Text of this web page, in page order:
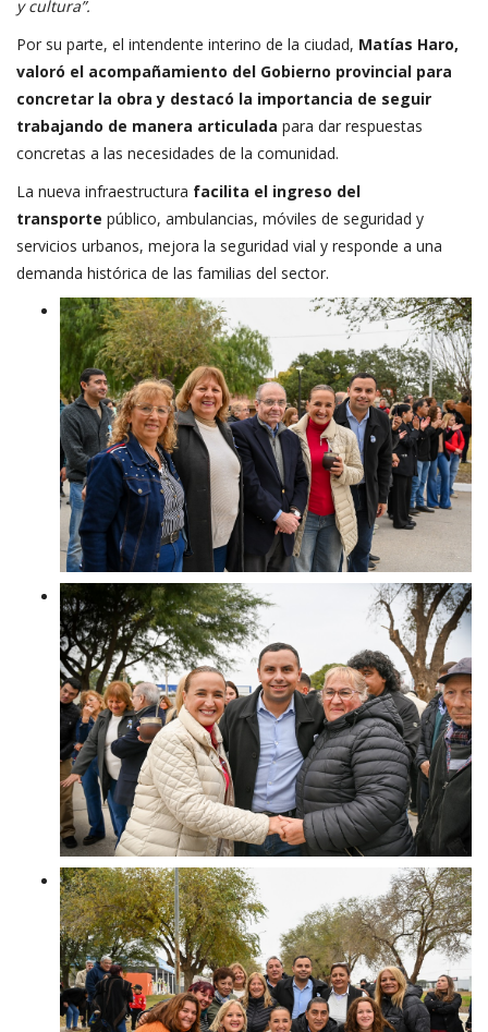
y cultura”.
Por su parte, el intendente interino de la ciudad, Matías Haro,
valoró el acompañamiento del Gobierno provincial para
concretar la obra y destacó la importancia de seguir
trabajando de manera articulada para dar respuestas
concretas a las necesidades de la comunidad.
La nueva infraestructura facilita el ingreso del
transporte público, ambulancias, móviles de seguridad y
servicios urbanos, mejora la seguridad vial y responde a una
demanda histórica de las familias del sector.